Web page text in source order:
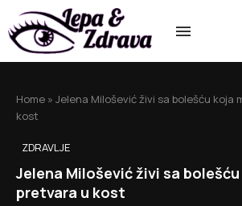
Home » Jelena Milošević živi sa bolešću koja
kost
ZDRAVLJE
Jelena Milošević živi sa
pretvara u kost